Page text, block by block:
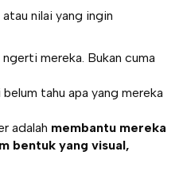
nilai yang ingin
mereka. Bukan cuma
tahu apa yang mereka
adalah membantu mereka
bentuk yang visual,